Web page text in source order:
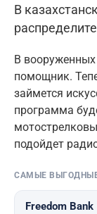
В
B
помощник.
займется
программа
подойдет
САМЫЕ
Freedom Bank